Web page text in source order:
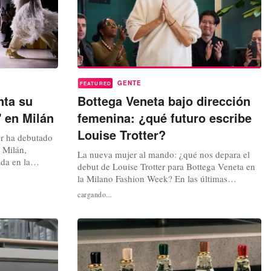
su
Milán
ha debutado
Milán,
en la
se
FEATURED GENTE
Bottega Veneta bajo dirección
femenina: ¿qué futuro escribe
Louise Trotter?
La nueva mujer al mando: ¿qué nos depara el
debut de Louise Trotter para Bottega Veneta en
la Milano Fashion Week? En las últimas
temporadas, las especulaciones y rumores sobre
las posibles llegadas y salidas de directores
la moda. Ahora que la mayoría de los puestos se
han ido cubriendo de forma...
cargando...